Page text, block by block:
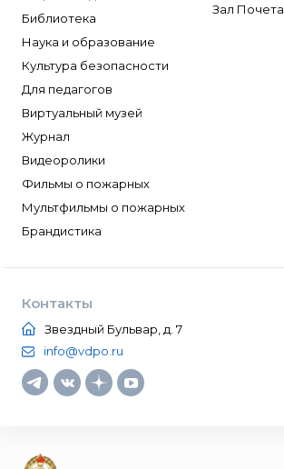
Библиотека
Наука и образование
Культура безопасности
Для педагогов
Виртуальный музей
Журнал
Видеоролики
Фильмы о пожарных
Мультфильмы о пожарных
Брандистика
Зал Почета
Контакты
Звездный Бульвар, д. 7
info@vdpo.ru